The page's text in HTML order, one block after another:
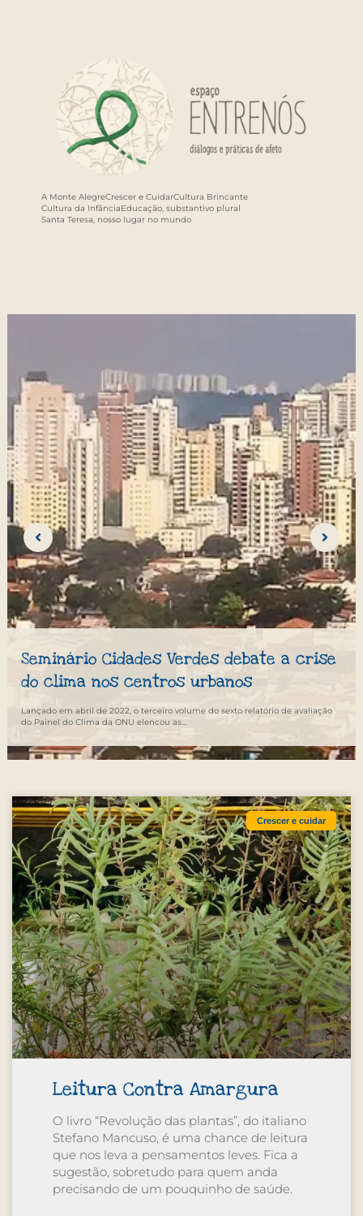
A Monte AlegreCrescer e CuidarCultura Brincante
Cultura da InfânciaEducação, substantivo plural
Santa Teresa, nosso lugar no mundo
Seminário Cidades Verdes debate a crise
do clima nos centros urbanos
Lançado em abril de 2022, o terceiro volume do sexto relatório de avaliação
do Painel do Clima da ONU elencou as…
Crescer e cuidar
Leitura Contra Amargura
O livro “Revolução das plantas”, do italiano
Stefano Mancuso, é uma chance de leitura
que nos leva a pensamentos leves. Fica a
sugestão, sobretudo para quem anda
precisando de um pouquinho de saúde.